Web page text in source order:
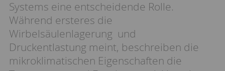
Systems eine entscheidende Rolle.
Während ersteres die
Wirbelsäulenlagerung und
Druckentlastung meint, beschreiben die
mikroklimatischen Eigenschaften die